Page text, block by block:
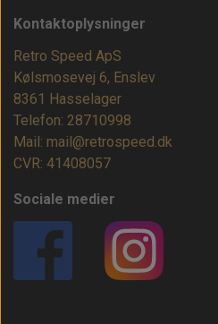
Kontaktoplysninger
Retro Speed ApS
Kølsmosevej 6, Enslev
8361 Hasselager
Telefon: 28710998
Mail: mail@retrospeed.dk
CVR: 41408057
Sociale medier